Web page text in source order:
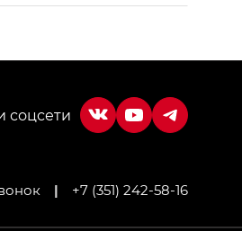
| +7 (351) 242-58-16